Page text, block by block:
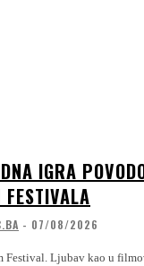
IGRA
- 07/08/2026
Ljubav kao u filmovima. Argeta